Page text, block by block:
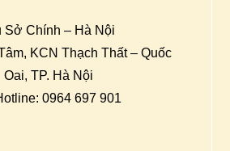
Sở Chính – Hà Nội
KCN Thạch Thất – Quốc
Oai, TP. Hà Nội
0964 697 901